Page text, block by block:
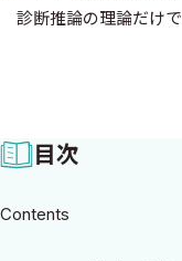
診断推論の理論だけ
すので，「この症例を
ックがあるんだよ」と
す．体系的な理論の書
ても，診断の背景にあ
エイド的な知識ではな
目次
Contents